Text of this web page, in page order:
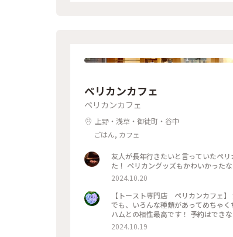
ペリカンカフェ
ペリカンカフェ
上野・浅草・御徒町・谷中
ごはん, カフェ
友人が長年行きたいと言っていたペ
た！ ペリカングッズもかわいかった
2024.10.20
【トースト専門店 ペリカンカフェ
でも、いろんな種類があってめちゃ
ハムとの相性最高です！ 予約はでき
認できます！ 蔵前はカフェ開拓して
2024.10.19